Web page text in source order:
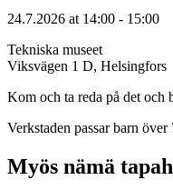
24.7.2026 at 14:00 - 15:00
Tekniska museet
Viksvägen 1 D, Helsingfors
Kom och ta reda på det och
Verkstaden passar barn
Myös nämä